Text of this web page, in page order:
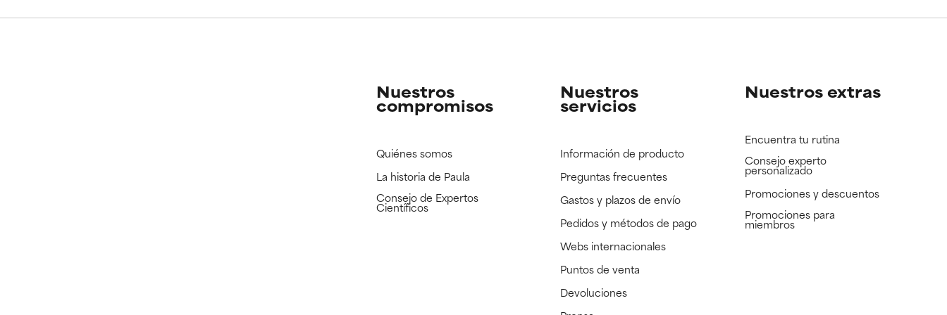
Ingrediente registrado, pero con la información científica disponible pendiente de revisar.
Ingrediente registrado, pero con la información científica disponible pendiente de revisar.
Nuestros
compromisos
Quiénes somos
La historia de Paula
Consejo de Expertos
Científicos
Nuestros
servicios
Información de producto
Preguntas frecuentes
Gastos y plazos de envío
Pedidos y métodos de pago
Webs internacionales
Puntos de venta
Devoluciones
Nuestros extras
Encuentra tu rutina
Consejo experto
personalizado
Promociones y descuentos​
Promociones para
miembros